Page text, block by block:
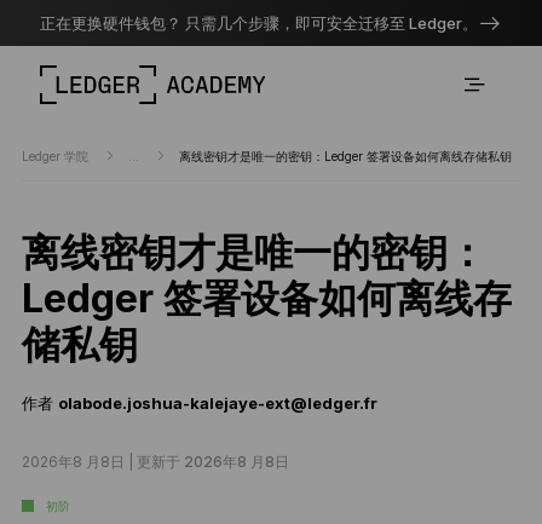
正在更换硬件钱包？ 只需几个步骤，即可安全迁移至 Ledger。
Ledger 学院 离线密钥才是唯一的密钥：Ledger 签署设备如何离线存储私钥
离线密钥才是唯一的密钥：
Ledger 签署设备如何离线存
储私钥
作者 olabode.joshua-kalejaye-ext@ledger.fr
2026年8 月8日 | 更新于 2026年8 月8日
初阶